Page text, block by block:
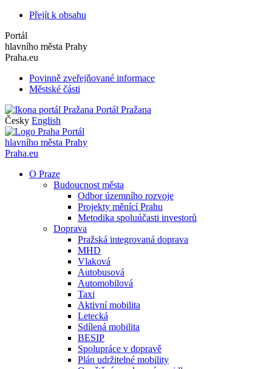
Přejít k obsahu
Portál
hlavního města Prahy
Praha.eu
Povinně zveřejňované informace
Městské části
Portál Pražana
Česky English
Portál
hlavního města Prahy
Praha.eu
O Praze
Budoucnost města
Odbor územního rozvoje
Projekty měnící Prahu
Metodika spoluúčasti investorů
Doprava
Pražská integrovaná doprava
MHD
Vlaková
Autobusová
Automobilová
Taxi
Aktivní mobilita
Letecká
Sdílená mobilita
BESIP
Spolupráce v dopravě
Plán udržitelné mobility